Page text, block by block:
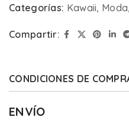
Categorías: Kawaii, Moda,
Compartir:
CONDICIONES DE
ENVÍO